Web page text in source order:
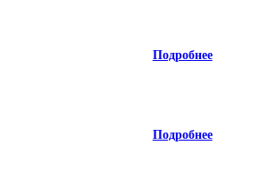
Подробнее
Подробнее